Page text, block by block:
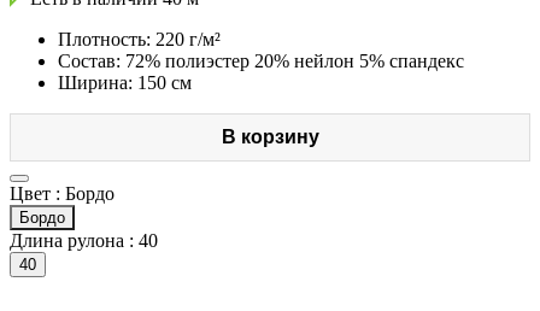
Плотность: 220 г/м²
Состав: 72% полиэстер 20% нейлон 5% спандекс
Ширина: 150 см
В корзину
Цвет : Бордо
Бордо
Длина рулона : 40
40